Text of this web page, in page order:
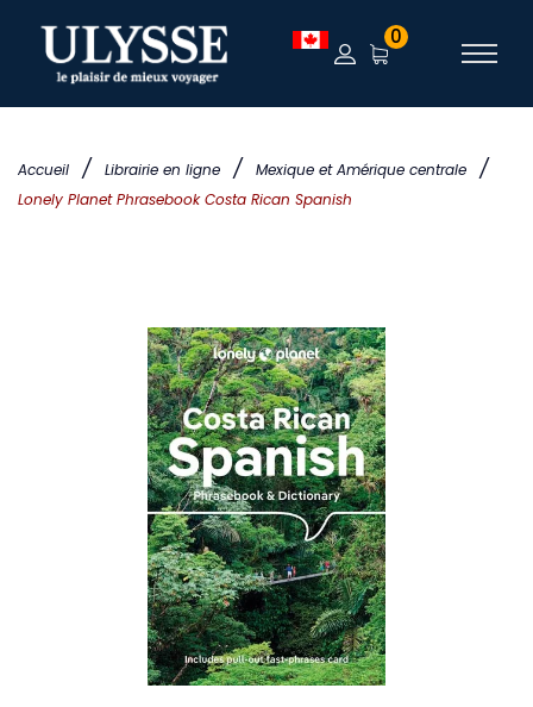
Accueil / Librairie en ligne / Mexique et Amérique centrale /
Lonely Planet Phrasebook Costa Rican Spanish
0